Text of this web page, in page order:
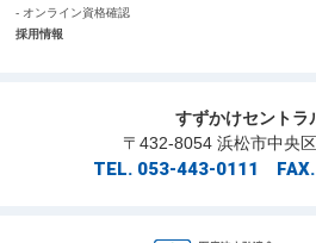
- オンライン資格確認
採用情報
すずかけセントラ
〒432-8054 浜松市中央
TEL. 053-443-0111